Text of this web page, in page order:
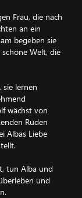
Frau, die nach
an ein
begeben sie
Welt, die
sie lernen
wächst von
Rüden
Albas Liebe
tun Alba und
und